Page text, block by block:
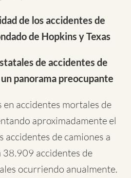
de los accidentes de
de Hopkins y Texas
de accidentes de
panorama preocupante
en accidentes mortales de
aproximadamente el
accidentes de camiones a
38.909 accidentes de
ocurriendo anualmente.